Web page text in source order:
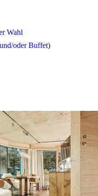
Wahl
oder Buffet)